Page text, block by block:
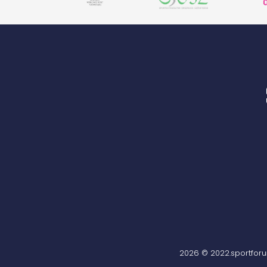
2026 ©